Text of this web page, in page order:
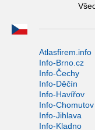
Atlasfirem.info
Info-Brno.cz
Info-Čechy
Info-Děčín
Info-Havířov
Info-Chomutov
Info-Jihlava
Info-Kladno